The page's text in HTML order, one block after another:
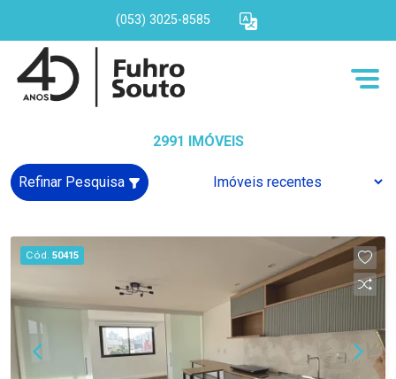
(053) 3025-8585
2991 IMÓVEIS
Refinar Pesquisa
Cód. 50415